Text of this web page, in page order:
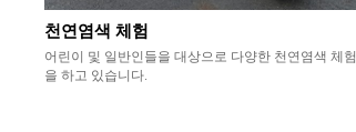
천연염색 체험
어린이 및 일반인들을 대상으로 다양한 천연염색 체험
을 하고 있습니다.